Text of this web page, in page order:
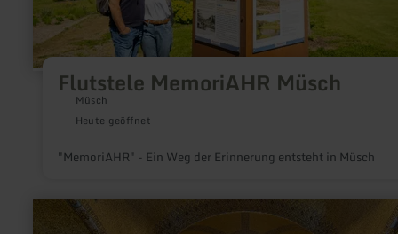
Flutstele MemoriAHR Müsch
Müsch
Heute geöffnet
"MemoriAHR" - Ein Weg der Erinnerung entsteht in Müsch